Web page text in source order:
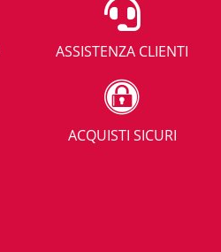
ASSISTENZA CLIENTI
ACQUISTI SICURI